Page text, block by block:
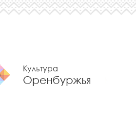
Культура
Оренбуржья